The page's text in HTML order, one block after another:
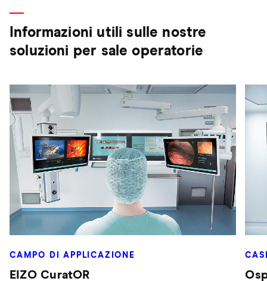
Informazioni utili sulle nostre
soluzioni per sale operatorie
CAMPO DI APPLICAZIONE
EIZO CuratOR